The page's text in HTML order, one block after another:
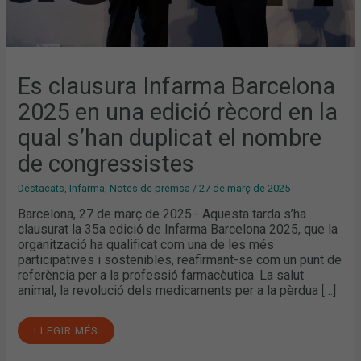
Es clausura Infarma Barcelona
2025 en una edició rècord en la
qual s’han duplicat el nombre
de congressistes
Destacats, Infarma, Notes de premsa /27 de març de 2025
Barcelona, 27 de març de 2025.- Aquesta tarda s’ha
clausurat la 35a edició de Infarma Barcelona 2025, que la
organització ha qualificat com una de les més
participatives i sostenibles, reafirmant-se com un punt de
referència per a la professió farmacèutica. La salut
animal, la revolució dels medicaments per a la pèrdua […]
LLEGIR MÉS